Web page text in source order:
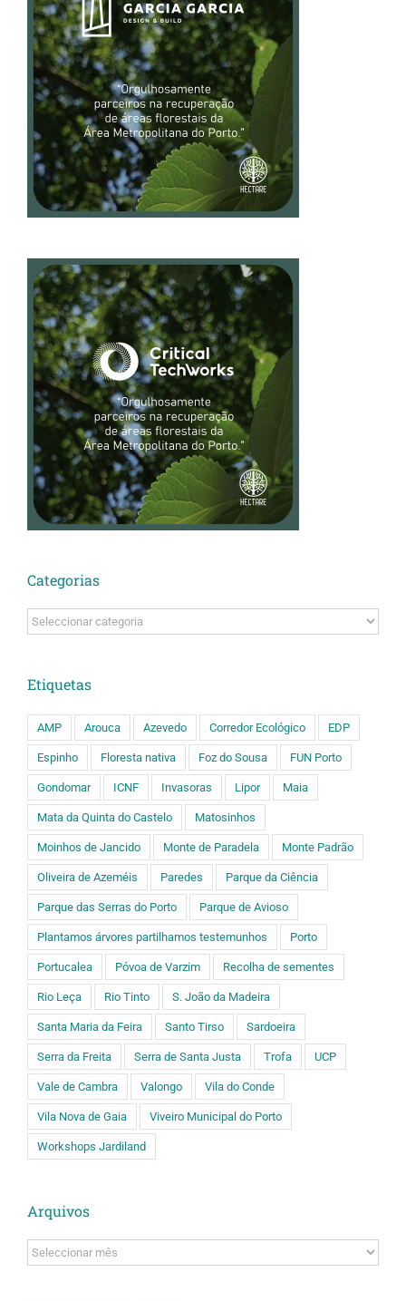
Categorias
Categorias
Etiquetas
AMP Arouca Azevedo Corredor Ecológico EDP
Espinho Floresta nativa Foz do Sousa FUN Porto
Gondomar ICNF Invasoras Lipor Maia
Mata da Quinta do Castelo Matosinhos
Moinhos de Jancido Monte de Paradela Monte Padrão
Oliveira de Azeméis Paredes Parque da Ciência
Parque das Serras do Porto Parque de Avioso
Plantamos árvores partilhamos testemunhos Porto
Portucalea Póvoa de Varzim Recolha de sementes
Rio Leça Rio Tinto S. João da Madeira
Santa Maria da Feira Santo Tirso Sardoeira
Serra da Freita Serra de Santa Justa Trofa UCP
Vale de Cambra Valongo Vila do Conde
Vila Nova de Gaia Viveiro Municipal do Porto
Workshops Jardiland
Arquivos
Arquivos